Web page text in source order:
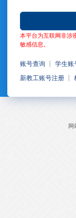
本平台为互联网非涉
敏感信息。
账号查询
学生账
新教工账号注册
网